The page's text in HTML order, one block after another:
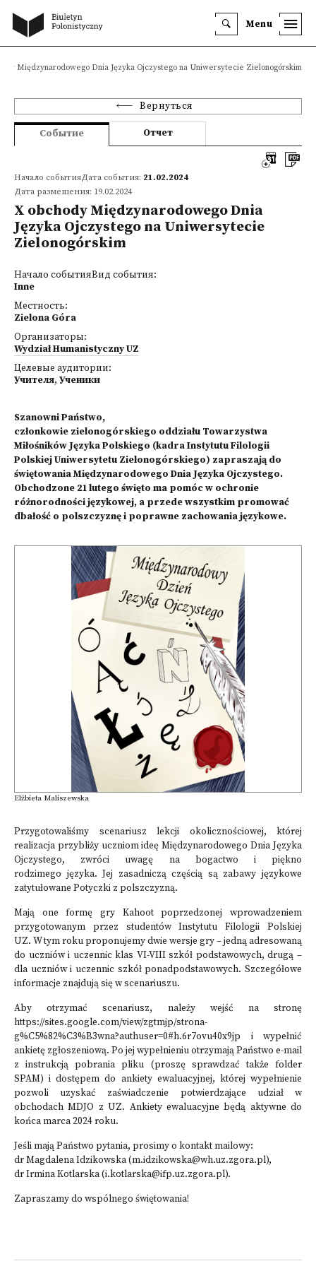
Menu
Międzynarodowego Dnia Języka Ojczystego na Uniwersytecie Zielonogórskim
Вернуться
Событие Отчет
Начало событияДата события: 21.02.2024
Дата размещения: 19.02.2024
X obchody Międzynarodowego Dnia
Języka Ojczystego na Uniwersytecie
Zielonogórskim
Начало событияВид события:
Inne
Местность:
Zielona Góra
Организаторы:
Wydział Humanistyczny UZ
Целевые аудитории:
Учителя, Ученики
Szanowni Państwo,
członkowie zielonogórskiego oddziału Towarzystwa
Miłośników Języka Polskiego (kadra Instytutu Filologii
Polskiej Uniwersytetu Zielonogórskiego) zapraszają do
świętowania Międzynarodowego Dnia Języka Ojczystego.
Obchodzone 21 lutego święto ma pomóc w ochronie
różnorodności językowej, a przede wszystkim promować
dbałość o polszczyznę i poprawne zachowania językowe.
Elżbieta Maliszewska
Przygotowaliśmy scenariusz lekcji okolicznościowej, której
realizacja przybliży uczniom ideę Międzynarodowego Dnia Języka
Ojczystego, zwróci uwagę na bogactwo i piękno
rodzimego języka. Jej zasadniczą częścią są zabawy językowe
zatytułowane Potyczki z polszczyzną.
Mają one formę gry Kahoot poprzedzonej wprowadzeniem
przygotowanym przez studentów Instytutu Filologii Polskiej
UZ. W tym roku proponujemy dwie wersje gry – jedną adresowaną
do uczniów i uczennic klas VI-VIII szkół podstawowych, drugą –
dla uczniów i uczennic szkół ponadpodstawowych. Szczegółowe
informacje znajdują się w scenariuszu.
Aby otrzymać scenariusz, należy wejść na stronę
https://sites.google.com/view/zgtmjp/strona-
g%C5%82%C3%B3wna?authuser=0#h.6r7ovu40x9jp i wypełnić
ankietę zgłoszeniową. Po jej wypełnieniu otrzymają Państwo e-mail
z instrukcją pobrania pliku (proszę sprawdzać także folder
SPAM) i dostępem do ankiety ewaluacyjnej, której wypełnienie
pozwoli uzyskać zaświadczenie potwierdzające udział w
obchodach MDJO z UZ. Ankiety ewaluacyjne będą aktywne do
końca marca 2024 roku.
Jeśli mają Państwo pytania, prosimy o kontakt mailowy:
dr Magdalena Idzikowska (m.idzikowska@wh.uz.zgora.pl),
dr Irmina Kotlarska (i.kotlarska@ifp.uz.zgora.pl).
Zapraszamy do wspólnego świętowania!